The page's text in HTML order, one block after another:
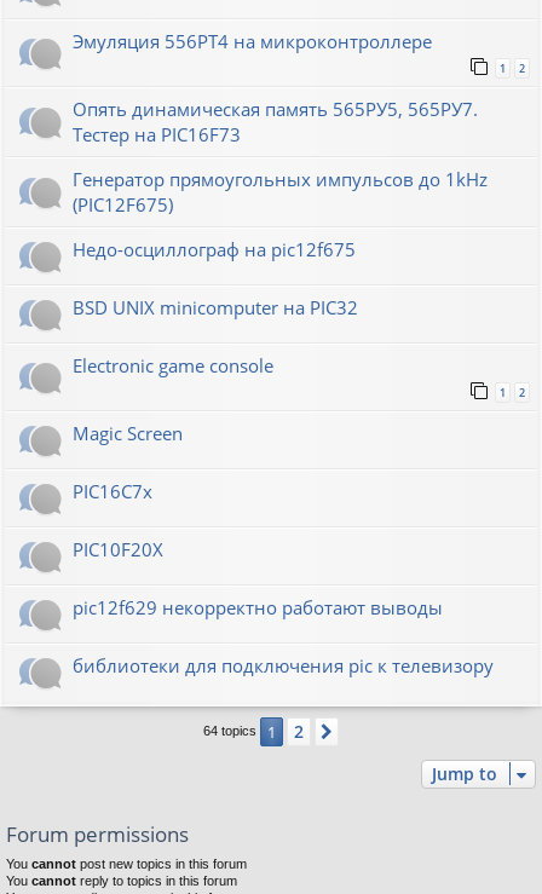
Эмуляция 556РТ4 на микроконтроллере
1 2
Опять динамическая память 565РУ5, 565РУ7.
Тестер на PIC16F73
Генератор прямоугольных импульсов до 1kHz
(PIC12F675)
Недо-осциллограф на pic12f675
BSD UNIX minicomputer на PIC32
Electronic game console
1 2
Magic Screen
PIC16C7x
PIC10F20Х
pic12f629 некорректно работают выводы
библиотеки для подключения pic к телевизору
64 topics 1 2
Jump to
Forum permissions
You cannot post new topics in this forum
You cannot reply to topics in this forum